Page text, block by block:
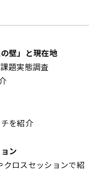
壁」と現在地
題実態調査
を紹介
ン
ロスセッションで紹